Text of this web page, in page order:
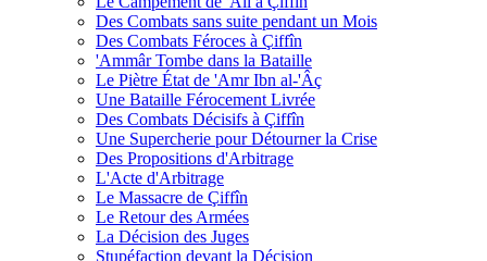
Des Combats sans suite pendant un Mois
Des Combats Féroces à Çiffîn
'Ammâr Tombe dans la Bataille
Le Piètre État de 'Amr Ibn al-'Âç
Une Bataille Férocement Livrée
Des Combats Décisifs à Çiffîn
Une Supercherie pour Détourner la Crise
Des Propositions d'Arbitrage
L'Acte d'Arbitrage
Le Massacre de Çiffîn
Le Retour des Armées
La Décision des Juges
Stupéfaction devant la Décision